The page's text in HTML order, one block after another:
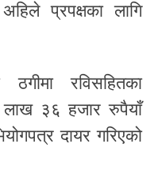
प्रपक्षका लागि
रविसहितका
लाख ३६ हजार रुपैयाँ
दायर गरिएको